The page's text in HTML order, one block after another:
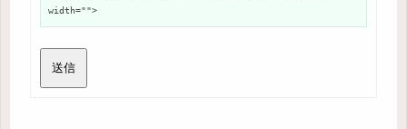
width="">
送信